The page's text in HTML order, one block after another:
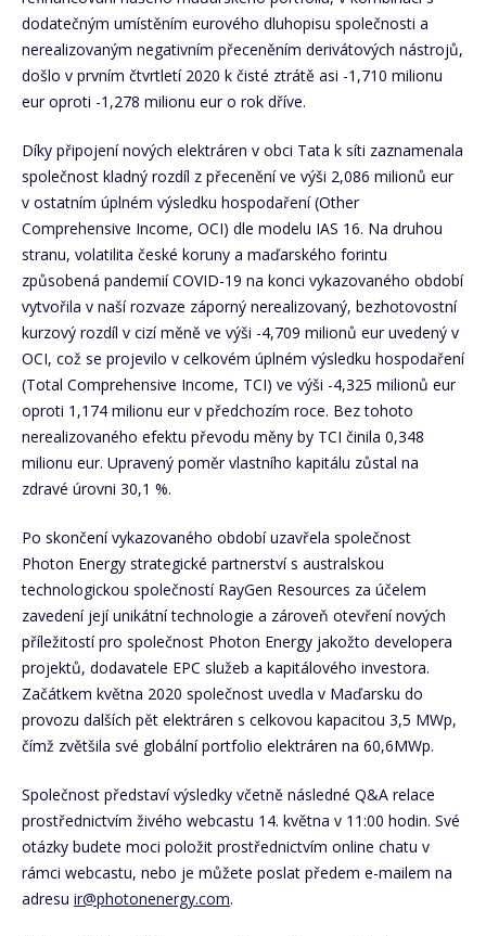
dodatečným umístěním eurového dluhopisu společnosti a
nerealizovaným negativním přeceněním derivátových nástrojů,
došlo v prvním čtvrtletí 2020 k čisté ztrátě asi -1,710 milionu
eur oproti -1,278 milionu eur o rok dříve.
Díky připojení nových elektráren v obci Tata k síti zaznamenala
společnost kladný rozdíl z přecenění ve výši 2,086 milionů eur
v ostatním úplném výsledku hospodaření (Other
Comprehensive Income, OCI) dle modelu IAS 16. Na druhou
stranu, volatilita české koruny a maďarského forintu
způsobená pandemií COVID-19 na konci vykazovaného období
vytvořila v naší rozvaze záporný nerealizovaný, bezhotovostní
kurzový rozdíl v cizí měně ve výši -4,709 milionů eur uvedený v
OCI, což se projevilo v celkovém úplném výsledku hospodaření
(Total Comprehensive Income, TCI) ve výši -4,325 milionů eur
oproti 1,174 milionu eur v předchozím roce. Bez tohoto
nerealizovaného efektu převodu měny by TCI činila 0,348
milionu eur. Upravený poměr vlastního kapitálu zůstal na
zdravé úrovni 30,1 %.
Po skončení vykazovaného období uzavřela společnost
Photon Energy strategické partnerství s australskou
technologickou společností RayGen Resources za účelem
zavedení její unikátní technologie a zároveň otevření nových
příležitostí pro společnost Photon Energy jakožto developera
projektů, dodavatele EPC služeb a kapitálového investora.
Začátkem května 2020 společnost uvedla v Maďarsku do
provozu dalších pět elektráren s celkovou kapacitou 3,5 MWp,
čímž zvětšila své globální portfolio elektráren na 60,6MWp.
Společnost představí výsledky včetně následné Q&A relace
prostřednictvím živého webcastu 14. května v 11:00 hodin. Své
otázky budete moci položit prostřednictvím online chatu v
rámci webcastu, nebo je můžete poslat předem e-mailem na
adresu ir@photonenergy.com.